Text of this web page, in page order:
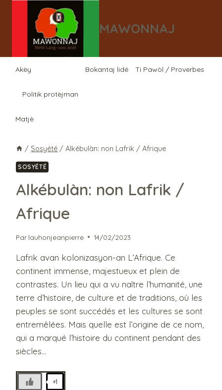
MAWONNAJ
Akèy
Politik protèjman
Bokantaj lidé Ti Pawòl / Proverbes
Matjè
/ Sosyété / Alkébulàn: non Lafrik / Afrique
SOSYÉTÉ
Alkébulàn: non Lafrik /
Afrique
Par lauhonjeanpierre 14/02/2023
Lafrik avan kolonizasyon-an L’Afrique. Ce
continent immense, majestueux et plein de
contrastes. Un lieu qui a vu naître l’humanité, une
terre d’histoire, de culture et de traditions, où les
peuples se sont succédés et les cultures se sont
entremêlées. Mais quelle est l’origine de ce nom,
qui a marqué l’histoire du continent pendant des
siècles…
+1